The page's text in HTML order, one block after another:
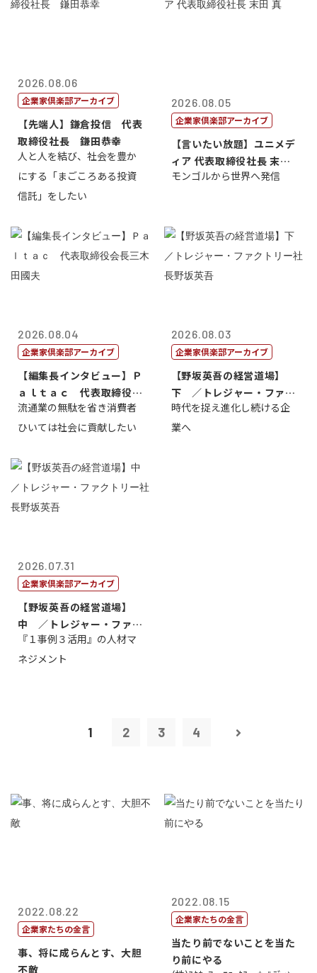
2026.08.06
企業家倶楽部アーカイブ
【先端人】鎌倉投信 代表
取締役社長 鎌田恭幸
人と人を結び、社会を豊か
にする「まごころある投資
信託」をしたい
2026.08.05
企業家倶楽部アーカイブ
【言いたい放題】ユニメデ
ィア 代表取締役社長 末田
真
モンゴルから世界へ発信
2026.08.04
企業家倶楽部アーカイブ
【編集長インタビュー】Ｐ
ａｌｔａｃ 代表取締役会
長三木田國夫
流通業の無駄を省き消費者
ひいては社会に貢献したい
2026.08.03
企業家倶楽部アーカイブ
【野坂英吾の経営道場】
下 ／トレジャー・ファク
トリー社長野坂...
時代を捉え進化し続ける企
業へ
2026.07.31
企業家倶楽部アーカイブ
【野坂英吾の経営道場】
中 ／トレジャー・ファク
トリー社長野坂...
『１事例３活用』の人材マ
ネジメント
1 2 3 4
2022.08.22
企業家たちの金言
事、将に成らんとす、大胆
不敵
2022.08.15
企業家たちの金言
当たり前でないことを当た
り前にやる